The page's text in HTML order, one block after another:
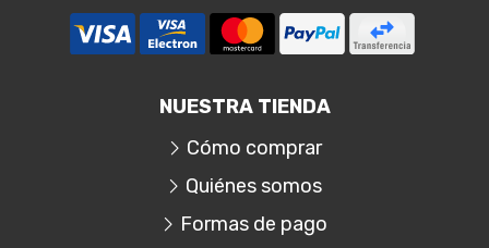
NUESTRA TIENDA
Cómo comprar
Quiénes somos
Formas de pago